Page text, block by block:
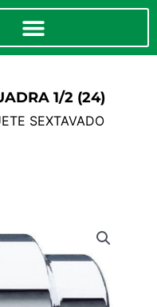
1/2 (24)
SEXTAVADO